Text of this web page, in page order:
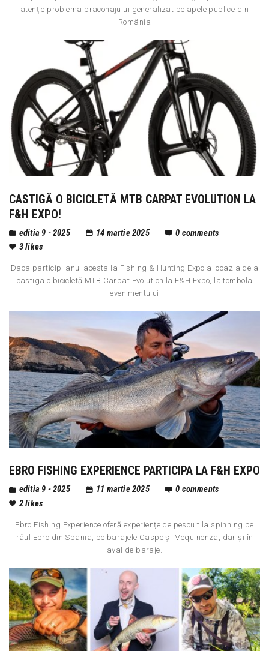
atenţie problema braconajului generalizat pe apele publice din
România
CASTIGĂ O BICICLETĂ MTB CARPAT EVOLUTION LA
F&H EXPO!
editia 9 - 2025 14 martie 2025 0 comments
3likes
Daca participi anul acesta la Fishing & Hunting Expo ai ocazia de a
castiga o bicicletă MTB Carpat Evolution la F&H Expo, la tombola
evenimentului
EBRO FISHING EXPERIENCE PARTICIPA LA F&H EXPO
editia 9 - 2025 11 martie 2025 0 comments
2likes
Ebro Fishing Experience oferă experiențe de pescuit la spinning pe
râul Ebro din Spania, pe barajele Caspe și Mequinenza, dar și în
aval de baraje.